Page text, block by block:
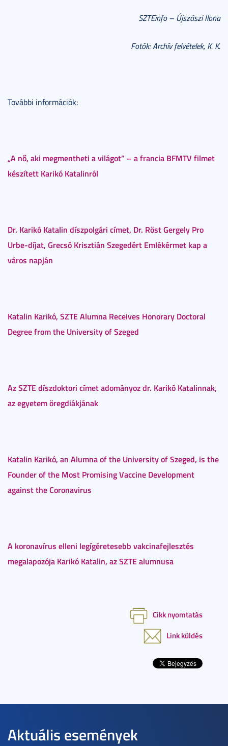
SZTEinfo – Újszászi Ilona
Fotók: Archív felvételek, K. K.
További információk:
„A nő, aki megmentheti a világot” – a francia BFMTV filmet
készített Karikó Katalinról
Dr. Karikó Katalin díszpolgári címet, Dr. Röst Gergely Pro
Urbe-díjat, Grecsó Krisztián Szegedért Emlékérmet kap a
város napján
Katalin Karikó, SZTE Alumna Receives Honorary Doctoral
Degree from the University of Szeged
Az SZTE díszdoktori címet adományoz dr. Karikó Katalinnak,
az egyetem öregdiákjának
Katalin Karikó, an Alumna of the University of Szeged, is the
Founder of the Most Promising Vaccine Development
against the Coronavirus
A koronavírus elleni legígéretesebb vakcinafejlesztés
megalapozója Karikó Katalin, az SZTE alumnusa
Cikk nyomtatás
Link küldés
Aktuális események